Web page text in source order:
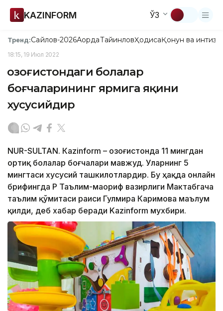
KAZINFORM ЎЗ
Тренд:Сайлов-2026АқордаТайинловҲодисаҚонун ва
18:15, 19 Июл 2022
Қозоғистондаги болалар
боғчаларининг ярмига яқини
хусусийдир
NUR-SULTAN. Кazinform – Қозоғистонда 11 мингдан
ортиқ болалар боғчалари мавжуд. Уларнинг 5
мингтаси хусусий ташкилотлардир. Бу ҳақда онлайн
брифингда ҚР Таълим-маориф вазирлиги Мактабгача
таълим қўмитаси раиси Гулмира Каримова маълум
қилди, деб хабар беради Kazinform мухбири.